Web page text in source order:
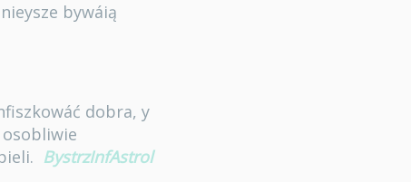
bywáią
dobra, y
BystrzInfAstrol